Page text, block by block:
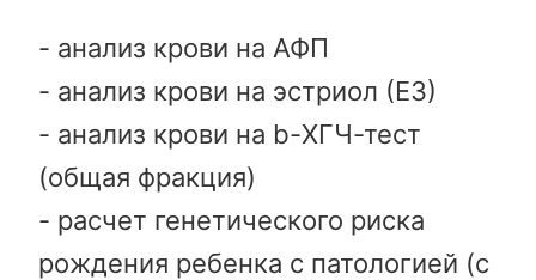
- анализ крови на АФП
- анализ крови на эстриол (Е3)
- анализ крови на b-ХГЧ-тест
(общая фракция)
- расчет генетического риска
рождения ребенка с патологией (с